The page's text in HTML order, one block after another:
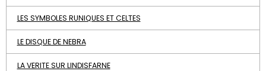
LES SYMBOLES RUNIQUES ET CELTES
LE DISQUE DE NEBRA
LA VERITE SUR LINDISFARNE